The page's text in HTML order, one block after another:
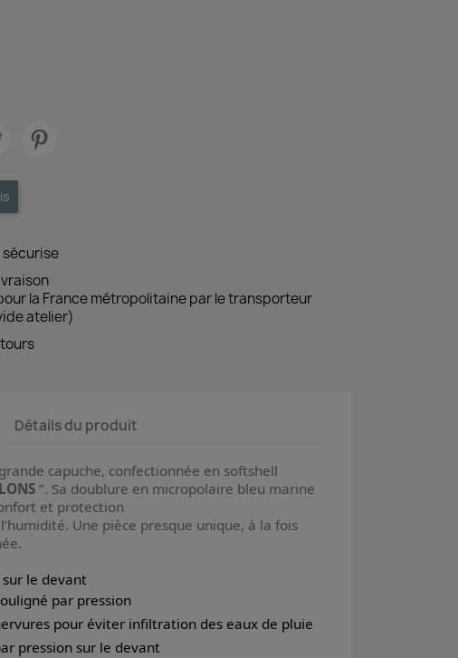
sécurise
la France métropolitaine par le transporteur
atelier)
Détails du produit
capuche, confectionnée en softshell
”. Sa doublure en micropolaire bleu marine
et protection
Une pièce presque unique, à la fois
le devant
par pression
pour éviter infiltration des eaux de pluie
pression sur le devant